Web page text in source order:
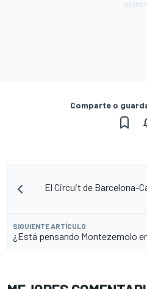
Comparte o
El Circuit de Barcelona-
SIGUIENTE ARTÍCULO
¿Está pensando Montezemolo